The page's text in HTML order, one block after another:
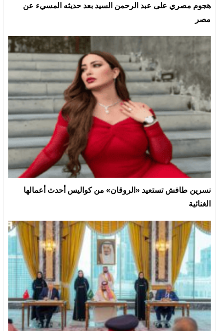
هجوم مصري على عبد الرحمن السيد بعد حديثه المسيء عن
مصر
نسرين طافش تستعيد «الروقان» من كواليس أحدث أعمالها
الغنائية